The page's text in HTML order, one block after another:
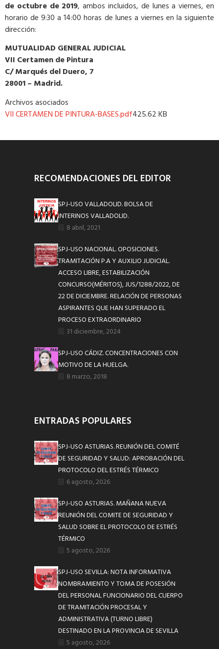
de octubre de 2019, ambos incluidos, de lunes a viernes, en
horario de 9:30 a 14:00 horas de lunes a viernes en la siguiente
dirección:
MUTUALIDAD GENERAL JUDICIAL
VII Certamen de Pintura
C/ Marqués del Duero, 7
28001 – Madrid.
Archivos asociados
VII CERTAMEN DE PINTURA-BASES.pdf425.62 KB
RECOMENDACIONES DEL EDITOR
SPJ-USO VALLADOLID. BOLSA DE
INTERINOS VALLADOLID.
8 abril, 2021
SPJ-USO NACIONAL. OPOSICIONES.
TRAMITACIÓN P.A Y AUXILIO JUDICIAL.
ACCESO LIBRE, ESTABILIZACIÓN
CONCURSO(MÉRITOS), JUS/1288/2022, DE
22 DE DICIEMBRE. RELACIÓN DE PERSONAS
ASPIRANTES QUE HAN SUPERADO EL
PROCESO EXTRAORDINARIO
31 diciembre, 2024
SPJ-USO CÁDIZ. CONCENTRACIONES CON
MOTIVO DE LA HUELGA.
8 marzo, 2018
ENTRADAS POPULARES
SPJ-USO ASTURIAS. REUNIÓN DEL COMITÉ
DE SEGURIDAD Y SALUD: APROBACIÓN DEL
PROTOCOLO DEL ESTRÉS TÉRMICO
6 agosto, 2026
SPJ-USO ASTURIAS. MAÑANA NUEVA
REUNIÓN DEL COMITE DE SEGURIDAD Y
SALUD SOBRE EL PROTOCOLO DE ESTRÉS
TÉRMICO
5 agosto, 2026
SPJ-USO SEVILLA: NOTA INFORMATIVA
NOMBRAMIENTO Y TOMA DE POSESIÓN
DEL PERSONAL FUNCIONARIO DEL CUERPO
DE TRAMITACIÓN PROCESAL Y
ADMINISTRATIVA (TURNO LIBRE)
DESTINADO EN LA PROVINCIA DE SEVILLA
5 agosto, 2026